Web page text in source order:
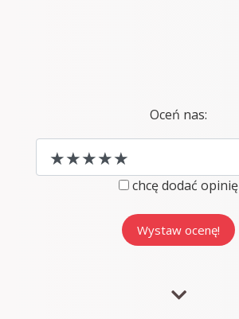
Oceń nas:
chcę dodać opinię